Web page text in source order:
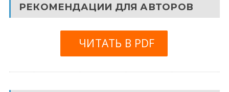
РЕКОМЕНДАЦИИ ДЛЯ АВТОРОВ
ЧИТАТЬ В PDF